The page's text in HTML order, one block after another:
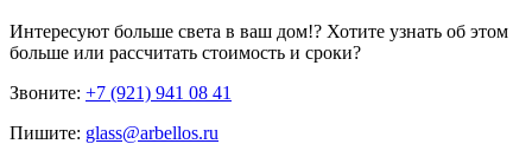
Интересуют больше света в ваш дом!? Хотите узнать об этом
больше или рассчитать стоимость и сроки?
Звоните: +7 (921) 941 08 41
Пишите: glass@arbellos.ru